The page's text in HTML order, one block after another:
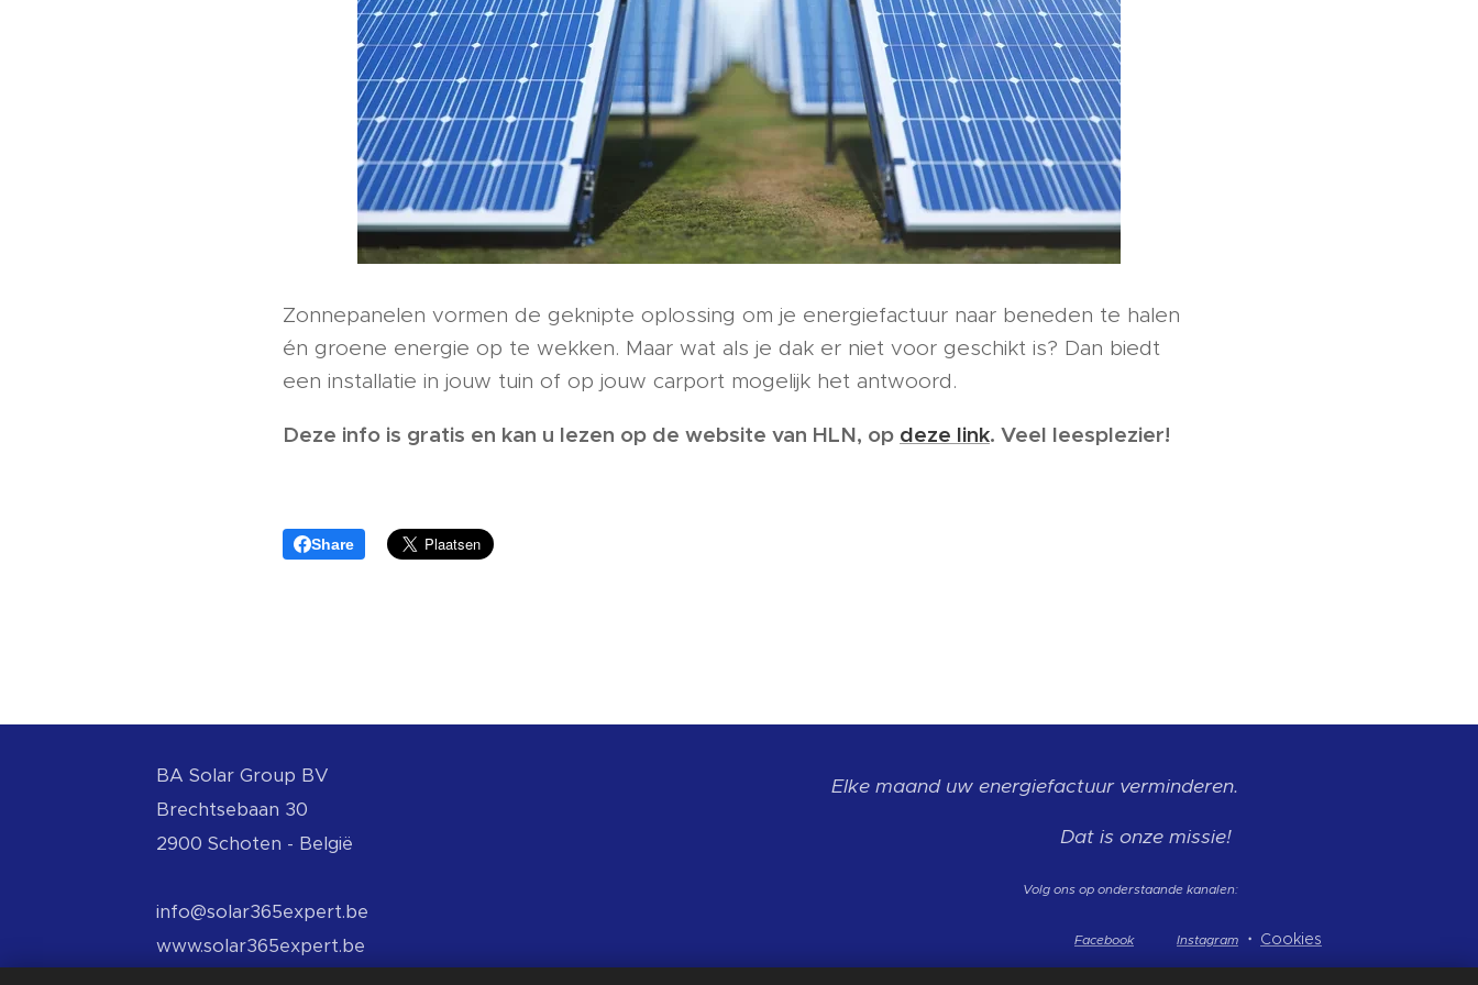
Zonnepanelen vormen de geknipte oplossing om je energiefactuur naar beneden te halen
én groene energie op te wekken. Maar wat als je dak er niet voor geschikt is? Dan biedt
een installatie in jouw tuin of op jouw carport mogelijk het antwoord.
Deze info is gratis en kan u lezen op de website van HLN, op deze link. Veel leesplezier!
Share
BA Solar Group BV
Brechtsebaan 30
2900 Schoten - België
info@solar365expert.be
www.solar365expert.be
Elke maand uw energiefactuur verminderen.
Dat is onze missie!
Volg ons op onderstaande kanalen:
Facebook Instagram Cookies